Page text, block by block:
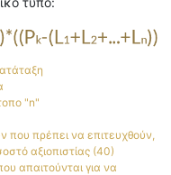
"n"
πρέπει να επιτευχθούν,
αξιοπιστίας (40)
απαιτούνται για να